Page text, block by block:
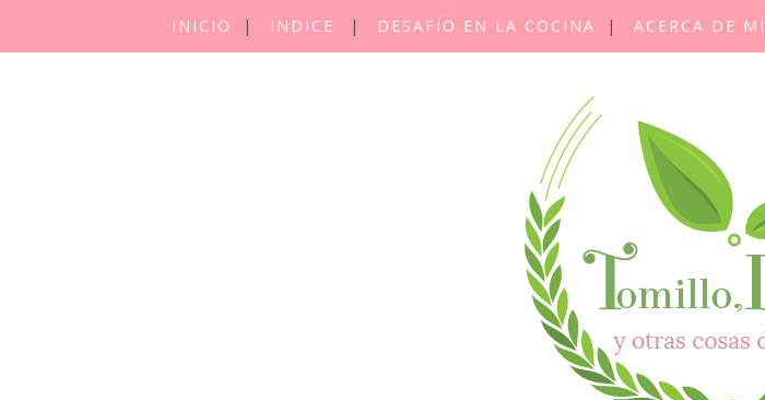
INICIO INDICE DESAFÍO EN LA COCINA ACERCA DE MÍ